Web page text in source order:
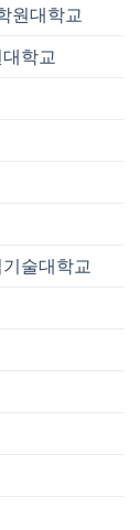
원대학교
대학교
기술대학교